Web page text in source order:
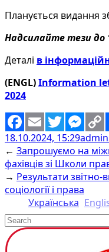
Планується видання
Надсилайте тези до
Деталі в
(ENGL)Information
2024
Facebook
EmailTwitter
Copy
Link
18.10.2024, 15:29
← Запрошуємо на
фахівців зі Школи
→ Результати звітно-
соціології і права
Українська